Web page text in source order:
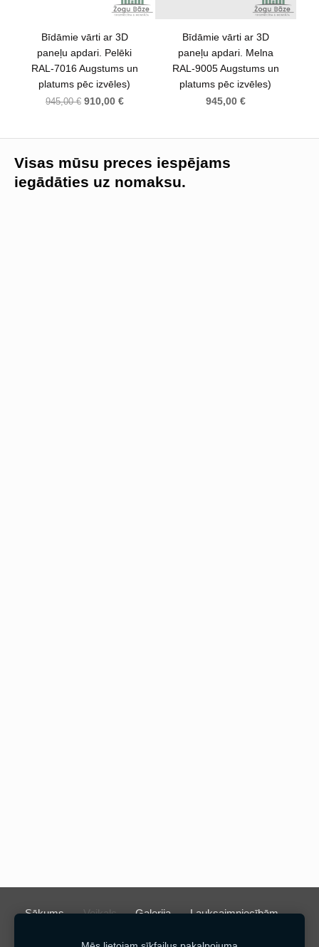
Visas mūsu preces iespējams
iegādāties uz nomaksu.
Bīdāmie vārti ar 3D
paneļu apdari. Pelēki
RAL-7016 Augstums un
platums pēc izvēles)
945,00 € 910,00 €
Bīdāmie vārti ar 3D
paneļu apdari. Melna
RAL-9005 Augstums un
platums pēc izvēles)
945,00 €
Sākums Veikals Galerija
Lauksaimniecībām